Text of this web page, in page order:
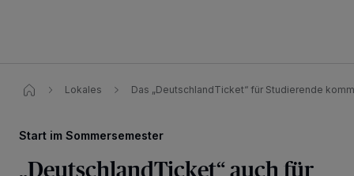
Lokales Das „DeutschlandTicket“ für Studierende
Start im Sommersemester
„DeutschlandTicket“ auch für